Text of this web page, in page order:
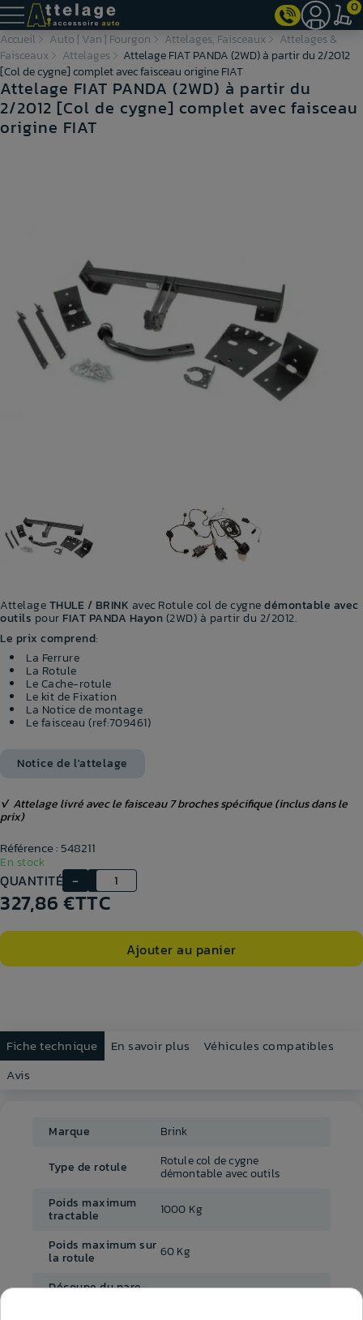
0
Accueil
Auto | Van | Fourgon Attelages, Faisceaux
Attelages &
Faisceaux
Attelages
Attelage FIAT PANDA (2WD) à partir du 2/2012
[Col de cygne] complet avec faisceau origine FIAT
Attelage FIAT PANDA (2WD) à partir du
2/2012 [Col de cygne] complet avec faisceau
origine FIAT
AttelageTHULE / BRINK avec Rotule col de cygnedémontable avec
outils pour FIAT PANDA Hayon(2WD) à partir du 2/2012.
Le prix comprend:
La Ferrure
La Rotule
Le Cache-rotule
Le kit de Fixation
La Notice de montage
Le faisceau (ref:709461)
Notice de l'attelage
√ Attelage livré avec le faisceau 7 broches spécifique(inclus dans le
prix)
QUANTITÉ
En stock
Référence : 548211
327,86 €TTC
Ajouter au panier
Fiche technique En savoir plus
Véhicules compatibles
Avis
Marque Brink
Type de rotule Rotule col de cygne
démontable avec outils
Poids maximum
tractable 1000 Kg
Poids maximum sur
la rotule 60 Kg
Découpe du pare- Découpe visible